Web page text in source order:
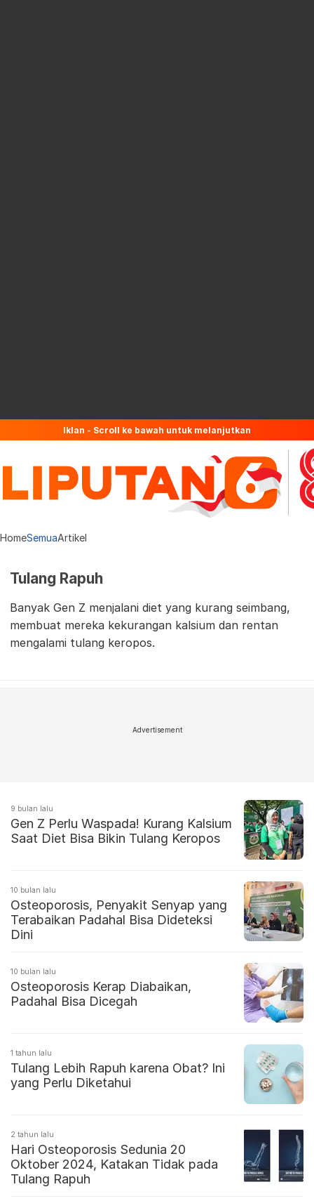
Iklan - Scroll ke bawah untuk melanjutkan
HomeSemuaArtikel
Tulang Rapuh
Banyak Gen Z menjalani diet yang kurang seimbang,
membuat mereka kekurangan kalsium dan rentan
mengalami tulang keropos.
Advertisement
9 bulan lalu
Gen Z Perlu Waspada! Kurang Kalsium
Saat Diet Bisa Bikin Tulang Keropos
10 bulan lalu
Osteoporosis, Penyakit Senyap yang
Terabaikan Padahal Bisa Dideteksi
Dini
10 bulan lalu
Osteoporosis Kerap Diabaikan,
Padahal Bisa Dicegah
1 tahun lalu
Tulang Lebih Rapuh karena Obat? Ini
yang Perlu Diketahui
2 tahun lalu
Hari Osteoporosis Sedunia 20
Oktober 2024, Katakan Tidak pada
Tulang Rapuh